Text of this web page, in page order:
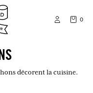
0
décorent la cuisine.